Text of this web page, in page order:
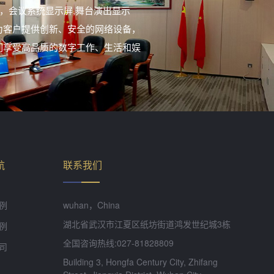
会议系统显示屏,舞台演出显示
户提供创新、安全的网络设备，
受高品质的数字工作、生活和娱
联系我们
wuhan，China
湖北省武汉市江夏区纸坊街道鸿发世纪城3栋
全国咨询热线:027-81828809
Building 3, Hongfa Century City, Zhifang